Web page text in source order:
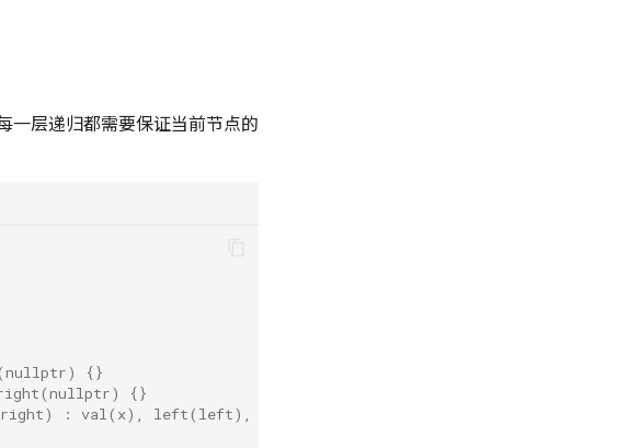
一层递归都需要保证当前节点的
{}
{}
*right) : val(x), left(left), right(right) {}